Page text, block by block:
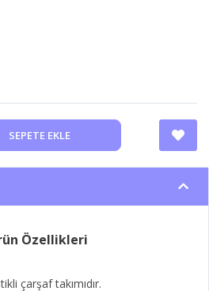
SEPETE EKLE
çarşaf takımıdır.